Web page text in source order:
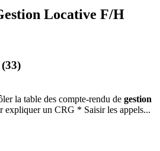
Locative F/H
la table des compte-rendu de gestion
expliquer un CRG * Saisir les appels...